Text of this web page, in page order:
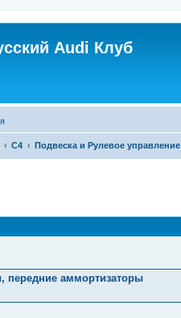
Audi Клуб
C4 Подвеска и Рулевое управление
передние аммортизаторы